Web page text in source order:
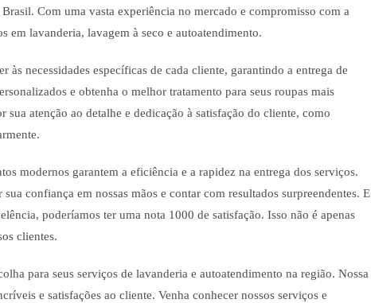
Com uma vasta experiência no mercado e compromisso com a
em lavanderia, lavagem à seco e autoatendimento.
às necessidades específicas de cada cliente, garantindo a entrega de
e obtenha o melhor tratamento para seus roupas mais
atenção ao detalhe e dedicação à satisfação do cliente, como
modernos garantem a eficiência e a rapidez na entrega dos serviços.
confiança em nossas mãos e contar com resultados surpreendentes. E
poderíamos ter uma nota 1000 de satisfação. Isso não é apenas
clientes.
para seus serviços de lavanderia e autoatendimento na região. Nossa
e satisfações ao cliente. Venha conhecer nossos serviços e